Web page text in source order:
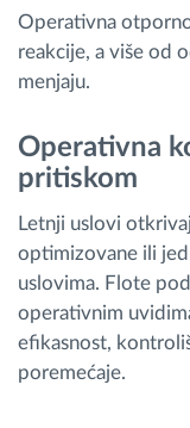
Operativna
reakcije, a više od
menjaju.
Operativna
pritiskom
Letnji uslovi
optimizovane ili
uslovima. Flote
operativnim
efikasnost,
poremećaje.